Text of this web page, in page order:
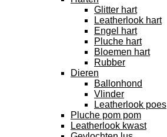
Glitter hart
Leatherlook hart
Engel hart
Pluche hart
Bloemen hart
Rubber
Dieren
Ballonhond
Vlinder
Leatherlook poes
Pluche pom pom
Leatherlook kwast